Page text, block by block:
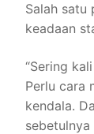
Salah satu
keadaan
“Sering
Perlu cara
kendala.
sebetulnya